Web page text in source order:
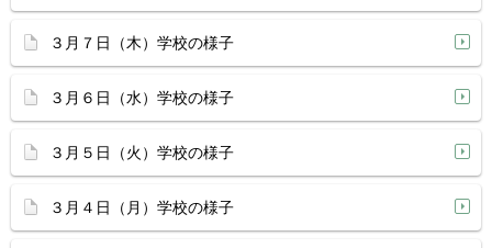
３月７日（木）学校の様子
３月６日（水）学校の様子
３月５日（火）学校の様子
３月４日（月）学校の様子